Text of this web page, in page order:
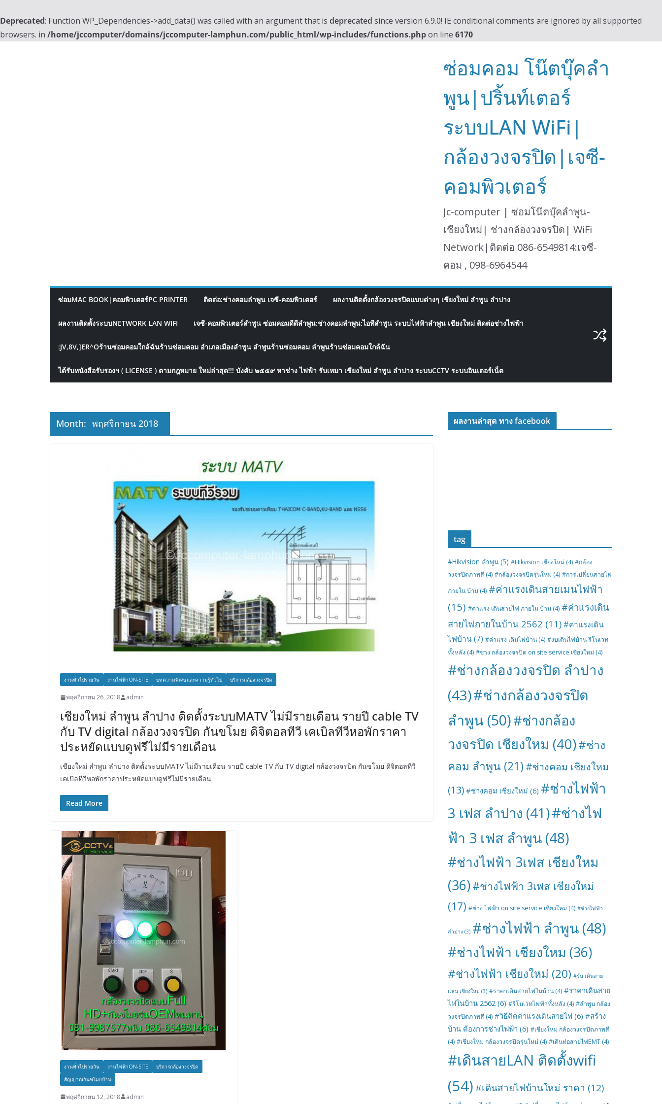
Deprecated: Function WP_Dependencies->add_data() was called with an argument that is deprecated since version 6.9.0! IE conditional comments are ignored by all supported
browsers. in /home/jccomputer/domains/jccomputer-lamphun.com/public_html/wp-includes/functions.phpon line 6170
ซ่อมคอม โน๊ตบุ๊คลำ
พูน|ปริ้นท์เตอร์
ระบบLAN WiFi|
กล้องวงจรปิด|เจซี-
คอมพิวเตอร์
Jc-computer | ซ่อมโน๊ตบุ๊คลำพูน-
เชียงใหม่| ช่างกล้องวงจรปิด| WiFi
Network|ติดต่อ 086-6549814:เจซี-
คอม , 098-6964544
ซ่อมMAC BOOK|คอมพิวเตอร์PC PRINTER ติดต่อ:ช่างคอมลำพูน เจซี-คอมพิวเตอร์ ผลงานติดตั้งกล้องวงจรปิดแบบต่างๆ เชียงใหม่ ลำพูน ลำปาง
ผลงานติดตั้งระบบNETWORK LAN WIFI เจซี-คอมพิวเตอร์ลำพูน ซ่อมคอมดีดีลำพูน:ช่างคอมลำพูน:ไอทีลำพูน ระบบไฟฟ้าลำพูน เชียงใหม่ ติดต่อช่างไฟฟ้า
:JV,8V,]ER^Oร้านซ่อมคอมใกล้ฉันร้านซ่อมคอม อำเภอเมืองลำพูน ลำพูนร้านซ่อมคอม ลำพูนร้านซ่อมคอมใกล้ฉัน
ได้รับหนังสือรับรองฯ ( LICENSE ) ตามกฎหมาย ใหม่ล่าสุด!!! บังคับ ๒๕๕๙ หาช่าง ไฟฟ้า รับเหมา เชียงใหม่ ลำพูน ลำปาง ระบบCCTV ระบบอินเตอร์เน็ต
Month: พฤศจิกายน 2018
งานทั่วไปรายวัน งานไฟฟ้าON-SITE บทความพิเศษและความรู้ทั่วไป บริการกล้องวงจรปิด
พฤศจิกายน 26, 2018 admin
เชียงใหม่ ลำพูน ลำปาง ติดตั้งระบบMATV ไม่มีรายเดือน รายปี cable TV
กับ TV digital กล้องวงจรปิด กันขโมย ดิจิตอลทีวี เคเบิลทีวีหอพักราคา
ประหยัดแบบดูฟรีไม่มีรายเดือน
เชียงใหม่ ลำพูน ลำปาง ติดตั้งระบบMATV ไม่มีรายเดือน รายปี cable TV กับ TV digital กล้องวงจรปิด กันขโมย ดิจิตอลทีวี
เคเบิลทีวีหอพักราคาประหยัดแบบดูฟรีไม่มีรายเดือน
Read More
งานทั่วไปรายวัน งานไฟฟ้าON-SITE
บริการกล้องวงจรปิด
สัญญาณกันขโมยบ้าน
พฤศจิกายน 12, 2018 admin
ผลงานล่าสุด ทาง facebook
tag
#Hikvision ลำพูน (5) #Hikvision เชียงใหม่ (4) #กล้อง
วงจรปิดภาพสี (4) #กล้องวงจรปิดรุ่นใหม่ (4) #การเปลี่ยนสายไฟ
ภายใน บ้าน (4) #ค่าแรงเดินสายเมนไฟฟ้า
(15) #ค่าแรง เดินสายไฟ ภายใน บ้าน (4) #ค่าแรงเดิน
สายไฟภายในบ้าน 2562 (11) #ค่าแรงเดิน
ไฟบ้าน(7) #ค่าแรง เดินไฟบ้าน (4) #งบเดินไฟบ้าน รีโนเวท
ทั้งหลัง (4) #ช่าง กล้องวงจรปิด on site service เชียงใหม่ (4)
#ช่างกล้องวงจรปิด ลำปาง
(43)#ช่างกล้องวงจรปิด
ลำพูน (50)#ช่างกล้อง
วงจรปิด เชียงใหม (40)#ช่าง
คอม ลำพูน (21) #ช่างคอม เชียงใหม
(13) #ช่างคอม เชียงใหม่ (6) #ช่างไฟฟ้า
3 เฟส ลำปาง (41)#ช่างไฟ
ฟ้า 3 เฟส ลำพูน (48)
#ช่างไฟฟ้า 3เฟส เชียงใหม
(36)#ช่างไฟฟ้า 3เฟส เชียงใหม่
(17) #ช่าง ไฟฟ้า on site service เชียงใหม่ (4) #ช่างไฟฟ้า
ลำปาง (3) #ช่างไฟฟ้า ลำพูน (48)
#ช่างไฟฟ้า เชียงใหม (36)
#ช่างไฟฟ้า เชียงใหม่ (20) #รับ เดินสาย
แลน เชียงใหม่ (3) #ราคาเดินสายไฟในบ้าน (4) #ราคาเดินสาย
ไฟในบ้าน 2562 (6) #รีโนเวทไฟฟ้าทั้งหลัง (4) #ลำพูน กล้อง
วงจรปิดภาพสี (4) #วิธีคิดค่าแรงเดินสายไฟ (6) #สร้าง
บ้าน ต้องการช่างไฟฟ้า (6) #เชียงใหม่ กล้องวงจรปิดภาพสี
(4) #เชียงใหม่ กล้องวงจรปิดรุ่นใหม่ (4) #เดินท่อสายไฟEMT (4)
#เดินสายLAN ติดตั้งwifi
(54) #เดินสายไฟบ้านใหม่ ราคา (12)